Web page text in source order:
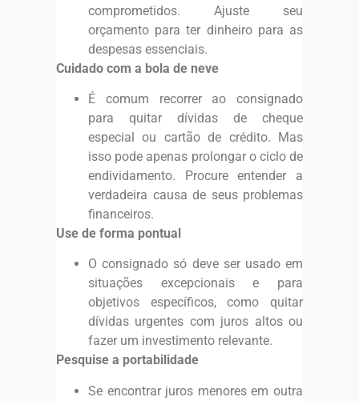
comprometidos. Ajuste seu
orçamento para ter dinheiro para as
despesas essenciais.
Cuidado com a bola de neve
É comum recorrer ao consignado
para quitar dívidas de cheque
especial ou cartão de crédito. Mas
isso pode apenas prolongar o ciclo de
endividamento. Procure entender a
verdadeira causa de seus problemas
financeiros.
Use de forma pontual
O consignado só deve ser usado em
situações excepcionais e para
objetivos específicos, como quitar
dívidas urgentes com juros altos ou
fazer um investimento relevante.
Pesquise a portabilidade
Se encontrar juros menores em outra